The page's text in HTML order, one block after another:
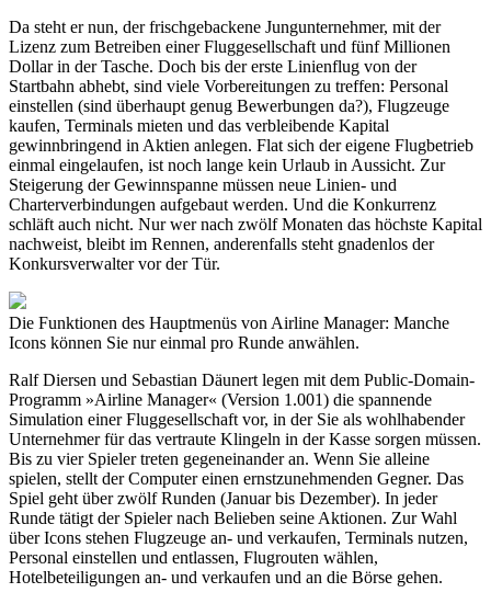
Da steht er nun, der frischgebackene Jungunternehmer, mit der
Lizenz zum Betreiben einer Fluggesellschaft und fünf Millionen
Dollar in der Tasche. Doch bis der erste Linienflug von der
Startbahn abhebt, sind viele Vorbereitungen zu treffen: Personal
einstellen (sind überhaupt genug Bewerbungen da?), Flugzeuge
kaufen, Terminals mieten und das verbleibende Kapital
gewinnbringend in Aktien anlegen. Flat sich der eigene Flugbetrieb
einmal eingelaufen, ist noch lange kein Urlaub in Aussicht. Zur
Steigerung der Gewinnspanne müssen neue Linien- und
Charterverbindungen aufgebaut werden. Und die Konkurrenz
schläft auch nicht. Nur wer nach zwölf Monaten das höchste Kapital
nachweist, bleibt im Rennen, anderenfalls steht gnadenlos der
Konkursverwalter vor der Tür.
Die Funktionen des Hauptmenüs von Airline Manager: Manche
Icons können Sie nur einmal pro Runde anwählen.
Ralf Diersen und Sebastian Däunert legen mit dem Public-Domain-
Programm »Airline Manager« (Version 1.001) die spannende
Simulation einer Fluggesellschaft vor, in der Sie als wohlhabender
Unternehmer für das vertraute Klingeln in der Kasse sorgen müssen.
Bis zu vier Spieler treten gegeneinander an. Wenn Sie alleine
spielen, stellt der Computer einen ernstzunehmenden Gegner. Das
Spiel geht über zwölf Runden (Januar bis Dezember). In jeder
Runde tätigt der Spieler nach Belieben seine Aktionen. Zur Wahl
über Icons stehen Flugzeuge an- und verkaufen, Terminals nutzen,
Personal einstellen und entlassen, Flugrouten wählen,
Hotelbeteiligungen an- und verkaufen und an die Börse gehen.